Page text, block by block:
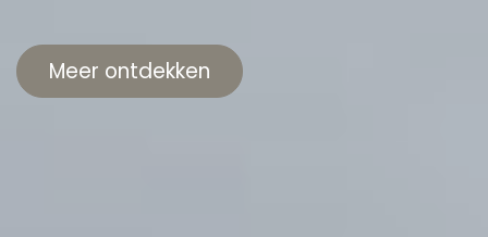
Meer ontdekken